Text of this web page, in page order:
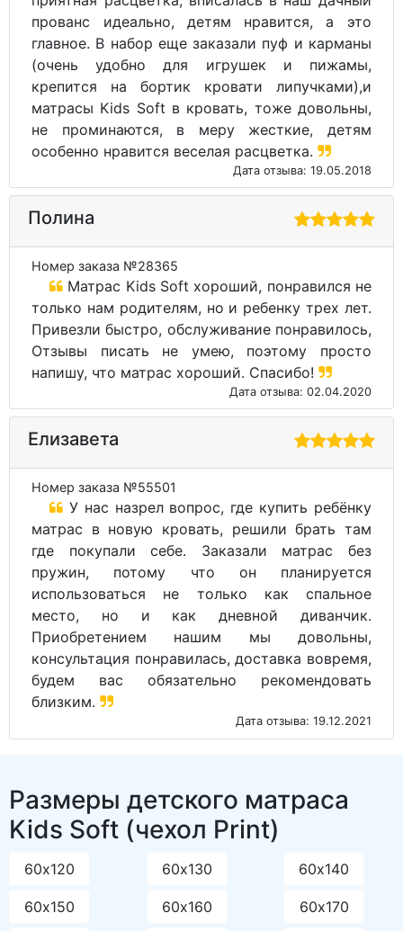
прованс идеально, детям нравится, а это
главное. В набор еще заказали пуф и карманы
(очень удобно для игрушек и пижамы,
крепится на бортик кровати липучками),и
матрасы Kids Soft в кровать, тоже довольны,
не проминаются, в меру жесткие, детям
особенно нравится веселая расцветка.
Дата отзыва: 19.05.2018
Полина
Номер заказа №28365
Матрас Kids Soft хороший, понравился не
только нам родителям, но и ребенку трех лет.
Привезли быстро, обслуживание понравилось,
Отзывы писать не умею, поэтому просто
напишу, что матрас хороший. Спасибо!
Дата отзыва: 02.04.2020
Елизавета
Номер заказа №55501
У нас назрел вопрос, где купить ребёнку
матрас в новую кровать, решили брать там
где покупали себе. Заказали матрас без
пружин, потому что он планируется
использоваться не только как спальное
место, но и как дневной диванчик.
Приобретением нашим мы довольны,
консультация понравилась, доставка вовремя,
будем вас обязательно рекомендовать
близким.
Дата отзыва: 19.12.2021
Размеры детского матраса
Kids Soft (чехол Print)
60х120 60х130 60х140
60х150 60х160 60х170